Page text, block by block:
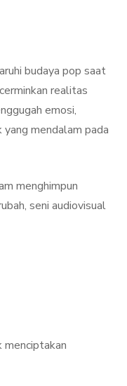
budaya pop saat
realitas
emosi,
mendalam pada
menghimpun
seni audiovisual
menciptakan